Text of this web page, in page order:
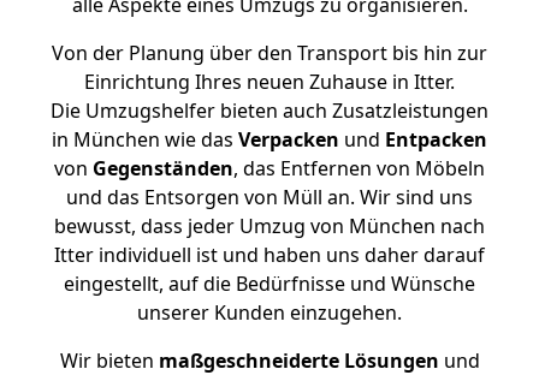
Von der Planung über den Transport bis hin zur
Einrichtung Ihres neuen Zuhause in Itter.
Die Umzugshelfer bieten auch Zusatzleistungen
in München wie das Verpacken und Entpacken
von Gegenständen, das Entfernen von Möbeln
und das Entsorgen von Müll an. Wir sind uns
bewusst, dass jeder Umzug von München nach
Itter individuell ist und haben uns daher darauf
eingestellt, auf die Bedürfnisse und Wünsche
unserer Kunden einzugehen.
Wir bieten maßgeschneiderte Lösungen und